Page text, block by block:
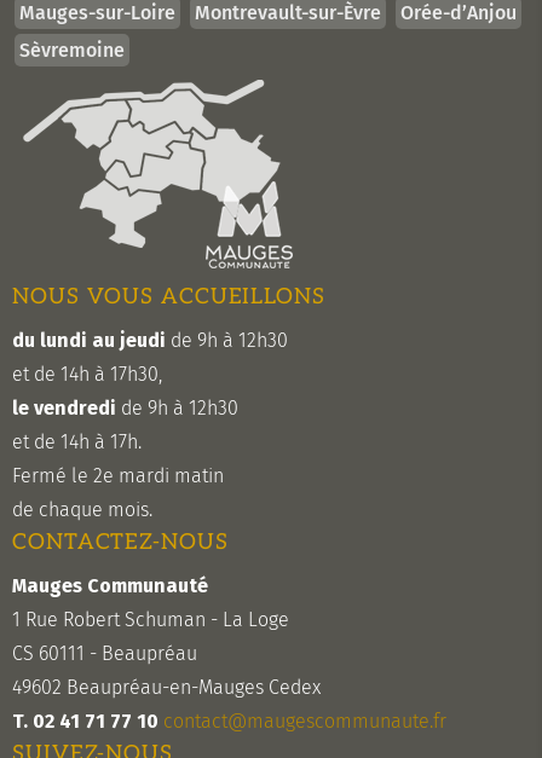
Mauges-sur-Loire
Montrevault-sur-Èvre
Orée-d’Anjou
Sèvremoine
NOUS VOUS ACCUEILLONS
du lundi au jeudi de 9h à 12h30
et de 14h à 17h30,
le vendredi de 9h à 12h30
et de 14h à 17h.
Fermé le 2e mardi matin
de chaque mois.
CONTACTEZ-NOUS
Mauges Communauté
1 Rue Robert Schuman - La Loge
CS 60111 - Beaupréau
49602 Beaupréau-en-Mauges Cedex
T. 02 41 71 77 10 contact@maugescommunaute.fr